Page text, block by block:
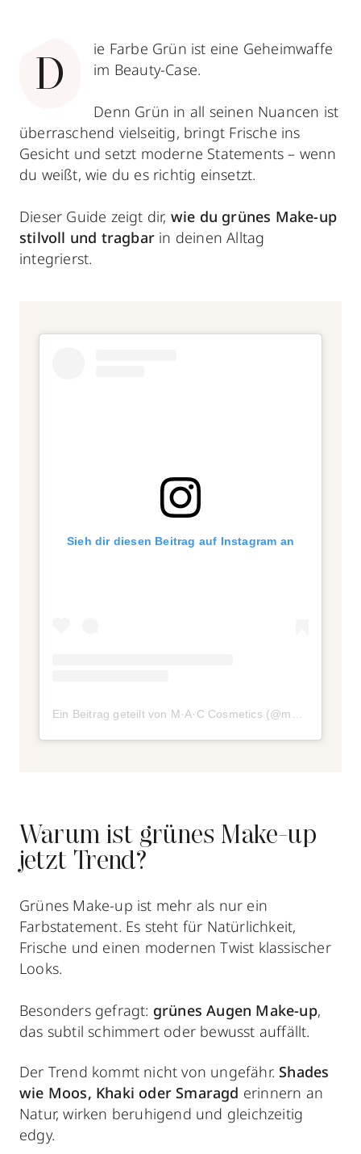
D
ie Farbe Grün ist eine Geheimwaffe
im Beauty-Case.
Denn Grün in all seinen Nuancen ist
überraschend vielseitig, bringt Frische ins
Gesicht und setzt moderne Statements – wenn
du weißt, wie du es richtig einsetzt.
Dieser Guide zeigt dir, wie du grünes Make-up
stilvoll und tragbar in deinen Alltag
integrierst.
Sieh dir diesen Beitrag auf Instagram an
Warum ist grünes Make-up
jetzt Trend?
Grünes Make-up ist mehr als nur ein
Farbstatement. Es steht für Natürlichkeit,
Frische und einen modernen Twist klassischer
Looks.
Besonders gefragt: grünes Augen Make-up,
das subtil schimmert oder bewusst auffällt.
Der Trend kommt nicht von ungefähr. Shades
wie Moos, Khaki oder Smaragd erinnern an
Natur, wirken beruhigend und gleichzeitig
edgy.